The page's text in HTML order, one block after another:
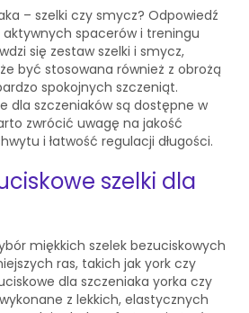
– szelki czy smycz? Odpowiedź
aktywnych spacerów i treningu
się zestaw szelki i smycz,
być stosowana również z obrożą
spokojnych szczeniąt.
dla szczeniaków są dostępne w
zwrócić uwagę na jakość
i łatwość regulacji długości.
szelki dla
miękkich szelek bezuciskowych
ras, takich jak york czy
dla szczeniaka yorka czy
z lekkich, elastycznych